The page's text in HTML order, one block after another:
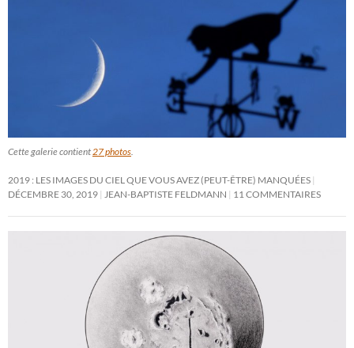
Cette galerie contient 27 photos
2019 : LES IMAGES DU CIEL QUE VOUS AVEZ (PEUT-ÊTRE) MANQUÉES
DÉCEMBRE 30, 2019
JEAN-BAPTISTE FELDMANN 11 COMMENTAIRES